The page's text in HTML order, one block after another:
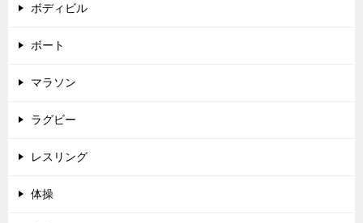
ボディビル
ボート
マラソン
ラグビー
レスリング
体操